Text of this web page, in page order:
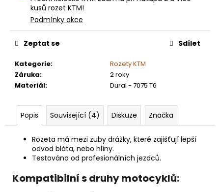
kusů rozet KTM!
Podmínky akce
Kategorie:
Rozety KTM
Záruka:
2 roky
Materiál: Dural - 7075 T6
Zeptat se Sdílet
Popis Související (4) Diskuze Značka
Rozeta má mezi zuby drážky, které zajišťují lepší
odvod bláta, nebo hlíny.
Testováno od profesionálních jezdců.
Kompatibilní s druhy motocyklů: